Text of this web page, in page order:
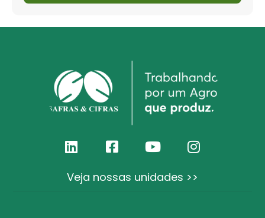
Veja nossas unidades >>